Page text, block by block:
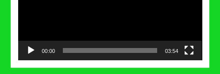
00:00 03:54